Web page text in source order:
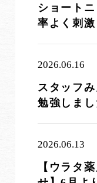
ショート
率よく刺激
2026.06.16
スタッフ
勉強しまし
2026.06.13
【ウラタ